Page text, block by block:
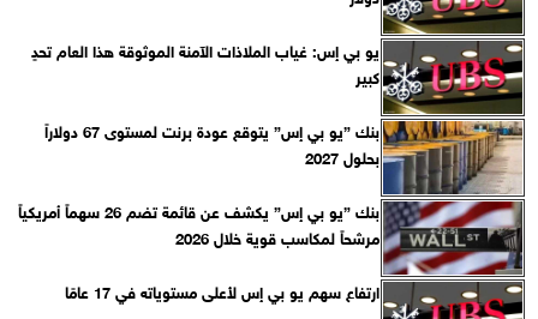
يو بي إس: غياب الملاذات الآمنة الموثوقة هذا العام تحدٍ
كبير
بنك ”يو بي إس” يتوقع عودة برنت لمستوى 67 دولاراً
بحلول 2027
بنك ”يو بي إس” يكشف عن قائمة تضم 26 سهماً أمريكياً
مرشحاً لمكاسب قوية خلال 2026
ارتفاع سهم يو بي إس لأعلى مستوياته في 17 عامًا